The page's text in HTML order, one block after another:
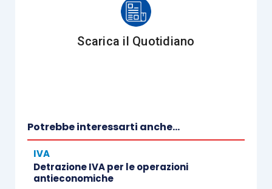
mediante lo scontrino fiscale “parlante”, giacché
entrambi i documenti contengono il
del cliente.
i corrispettivi per i quali ricorre l’obbligo
della certificazione ai sensi dell’articolo 12
potranno essere documentati,
Scarica il Quotidiano
Potrebbe interessarti anche...
IVA
Detrazione IVA per le operazioni
antieconomiche